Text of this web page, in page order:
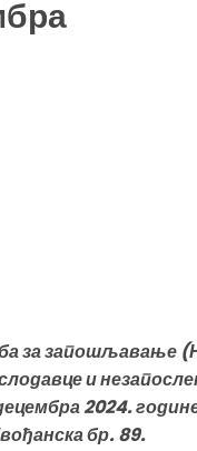
за запошљавање
и
2024.
бр. 89.